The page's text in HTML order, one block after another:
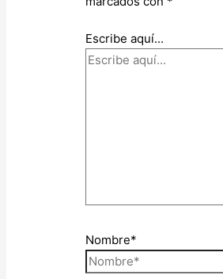
Escribe aquí...
Nombre*